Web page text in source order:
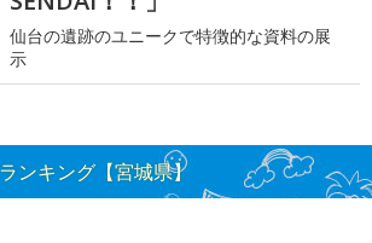
仙台の遺跡のユニークで特徴的な資料の展
示
ンキング【宮城県】